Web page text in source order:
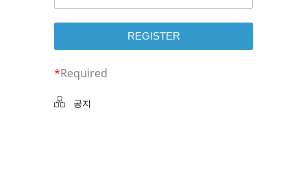
*Required
공지